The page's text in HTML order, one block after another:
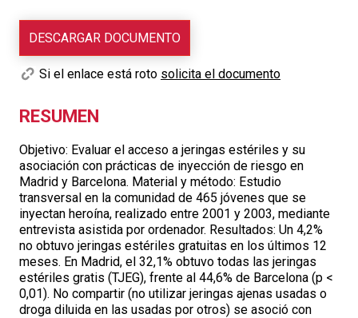
DESCARGAR DOCUMENTO
Si el enlace está roto solicita el documento
RESUMEN
Objetivo: Evaluar el acceso a jeringas estériles y su
asociación con prácticas de inyección de riesgo en
Madrid y Barcelona. Material y método: Estudio
transversal en la comunidad de 465 jóvenes que se
inyectan heroína, realizado entre 2001 y 2003, mediante
entrevista asistida por ordenador. Resultados: Un 4,2%
no obtuvo jeringas estériles gratuitas en los últimos 12
meses. En Madrid, el 32,1% obtuvo todas las jeringas
estériles gratis (TJEG), frente al 44,6% de Barcelona (p <
0,01). No compartir (no utilizar jeringas ajenas usadas o
droga diluida en las usadas por otros) se asoció con